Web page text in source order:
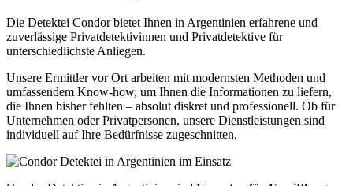
Die Detektei Condor bietet Ihnen in Argentinien erfahrene und
zuverlässige Privatdetektivinnen und Privatdetektive für
unterschiedlichste Anliegen.
Unsere Ermittler vor Ort arbeiten mit modernsten Methoden und
umfassendem Know-how, um Ihnen die Informationen zu liefern,
die Ihnen bisher fehlten – absolut diskret und professionell. Ob für
Unternehmen oder Privatpersonen, unsere Dienstleistungen sind
individuell auf Ihre Bedürfnisse zugeschnitten.